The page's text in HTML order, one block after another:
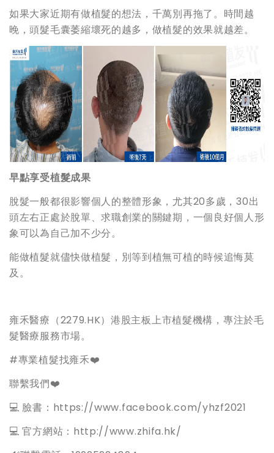
如果大家近期有做植髮的想法，千萬別再拖了。時間越
晚，頭髮毛囊萎縮壞死的越多，做植髮的效果就越差。
早點享受植髮成果
脫髮一般都很影響個人的整體形象，尤其20多歲，30出
頭左右正處於脫單、求職創業的關鍵期，一個良好個人形
象可以為自己加不少分。
能做植髮就儘快做植髮，別等到植無可植的時候追悔莫
及。
雍禾醫療（2279.HK）港股主板上市植髮機構，專注於毛
髮醫療服務市場。
#專業植髮找雍禾❤️
聯繫我們❤️
💻 臉書：https://www.facebook.com/yhzf2021
💻 官方網站：http://www.zhifa.hk/